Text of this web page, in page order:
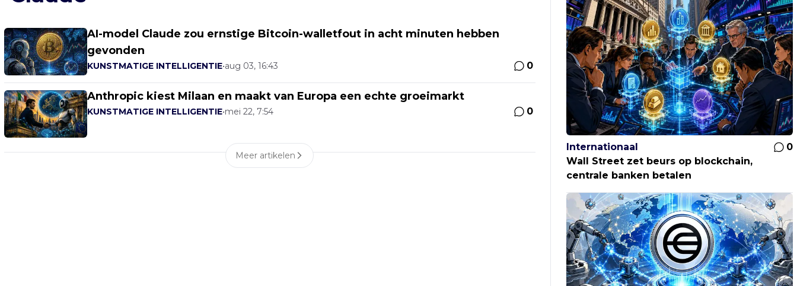
AI-model Claude zou ernstige Bitcoin-walletfout in acht minuten hebben
gevonden
KUNSTMATIGE INTELLIGENTIE•aug 03, 16:43 0
Anthropic kiest Milaan en maakt van Europa een echte groeimarkt
KUNSTMATIGE INTELLIGENTIE•mei 22, 7:54 0
Meer artikelen
Internationaal
0
Wall Street zet beurs op blockchain,
centrale banken betalen